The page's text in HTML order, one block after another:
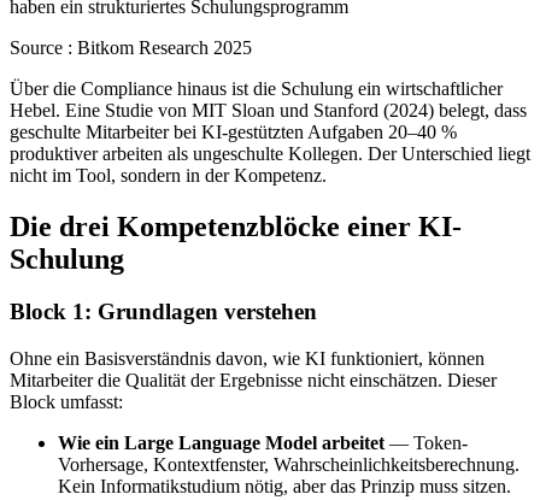
haben ein strukturiertes Schulungsprogramm
Source : Bitkom Research 2025
Über die Compliance hinaus ist die Schulung ein wirtschaftlicher
Hebel. Eine Studie von MIT Sloan und Stanford (2024) belegt, dass
geschulte Mitarbeiter bei KI-gestützten Aufgaben 20–40 %
produktiver arbeiten als ungeschulte Kollegen. Der Unterschied liegt
nicht im Tool, sondern in der Kompetenz.
Die drei Kompetenzblöcke einer KI-
Schulung
Block 1: Grundlagen verstehen
Ohne ein Basisverständnis davon, wie KI funktioniert, können
Mitarbeiter die Qualität der Ergebnisse nicht einschätzen. Dieser
Block umfasst:
Wie ein Large Language Model arbeitet — Token-
Vorhersage, Kontextfenster, Wahrscheinlichkeitsberechnung.
Kein Informatikstudium nötig, aber das Prinzip muss sitzen.